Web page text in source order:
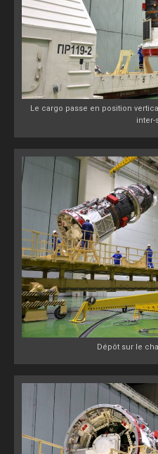
Le cargo passe en position
inter-
Dépôt sur le